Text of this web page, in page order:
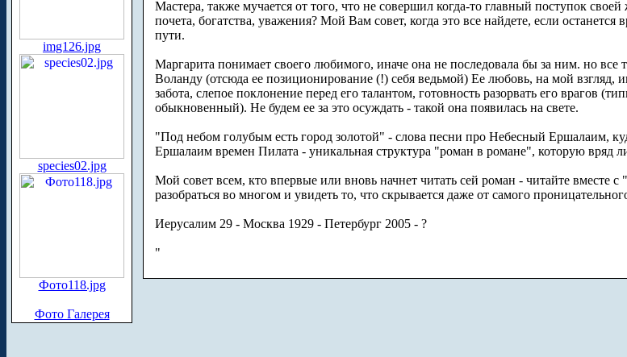
img126.jpg
species02.jpg
Фото118.jpg
Фото Галерея
Мастера, также мучается от того, что не совершил когда-то главный поступок
почета, богатства, уважения? Мой Вам совет, когда это все найдете, если
пути.
Маргарита понимает своего любимого, иначе она не последовала бы за ним. но все
Воланду (отсюда ее позиционирование (!) себя ведьмой) Ее любовь, на мой взгляд,
забота, слепое поклонение перед его талантом, готовность разорвать его врагов
обыкновенный). Не будем ее за это осуждать - такой она появилась на свете.
"Под небом голубым есть город золотой" - слова песни про Небесный Ершалаим,
Ершалаим времен Пилата - уникальная структура "роман в романе", которую вряд
Мой совет всем, кто впервые или вновь начнет читать сей роман - читайте вместе
разобраться во многом и увидеть то, что скрывается даже от самого
Иерусалим 29 - Москва 1929 - Петербург 2005 - ?
"